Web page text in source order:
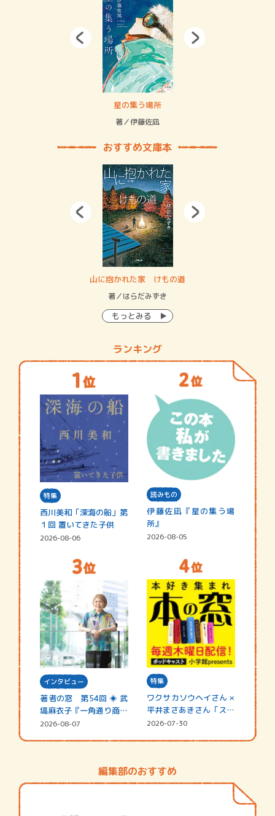
星の集う場所
著／伊藤佐凪
おすすめ文庫本
山に抱かれた家 けもの道
著／はらだみずき
もっとみる
ランキング
特集
西川美和「深海の船」第
１回 置いてきた子供
2026-08-06
読みもの
伊藤佐凪『星の集う場
所』
2026-08-05
インタビュー
著者の窓 第54回 ◈ 武
塙麻衣子『一角通り商店
街の…
2026-08-07
特集
ワクサカソウヘイさん ×
平井まさあきさん「スペ
シャ…
2026-07-30
編集部のおすすめ